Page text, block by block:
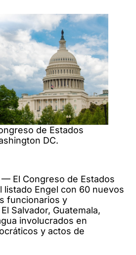
de Estados
DC.
— El Congreso de Estados
listado Engel con 60 nuevos
funcionarios y
Salvador, Guatemala,
involucrados en
y actos de